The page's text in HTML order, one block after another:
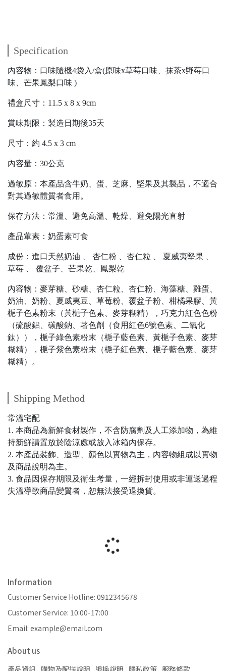
Specification
內容物：口味隨機4袋入/盒(原味x草莓口味、抹茶x野莓口
味、芒果鳳梨口味 )
禮盒尺寸：11.5 x 8 x 9cm
賞味期限：製造日期後35天
尺寸：約 4.5 x 3 cm
內容量：30公克
過敏原：本產品含牛奶、蛋、芝麻、堅果及其製品，不適合
對其過敏體質者食用。
保存方法：常溫、避免高溫、乾燥、避免陽光直射
產品葷素：奶蛋素可食
成份：進口天然奶油 、 杏仁粉 、杏仁粒 、 夏威夷堅果 、
草莓 、 覆盆子、芒果乾、鳳梨乾
內容物：麥芽糖、砂糖、杏仁粒、杏仁粉、海藻糖、雞蛋、
奶油、奶粉、夏威夷豆、草莓粉、覆盆子粉、柑橘果膠、黃
梔子色素粉末（黃梔子色素、麥芽糊精），巧克力紅色色粉
（硫酸鋁、碳酸鈉、著色劑（食用紅色6號色素、二氧化
鈦）），梔子綠色素粉末（梔子藍色素、黃梔子色素、麥芽
糊精），梔子紫色素粉末（梔子紅色素、梔子藍色素、麥芽
糊精）。
Shipping Method
常溫宅配
1. 本商品為新鮮食材製作，不含防腐劑及人工添加物，為維
持新鮮請置放於陰涼處或放入冰箱內保存。
2. 本產品裝飾、造型、顏色以實物為主，內容物組成以實物
及商品說明為主。
3. 食品因保存期限及衛生考量，一經拆封使用或非運送過程
失溫導致商品變質者，恕無法接受退換貨。
Information
Customer Service Hotline: 0912345678
Customer Service: 10:00-17:00
Email: example@email.com
About us
產品資訊 購物及配送說明 退換說明 隱私政策 服務條款